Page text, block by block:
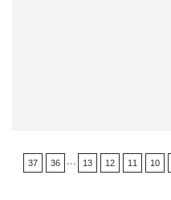
10
11
12
13
...
36
37